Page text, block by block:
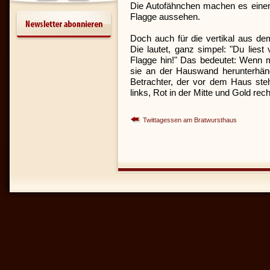
Die Autofähnchen machen es
Flagge aussehen.
Doch auch für die vertikal aus
Die lautet, ganz simpel: "Du
Flagge hin!" Das bedeutet: Wenn
sie an der Hauswand
Betrachter, der vor dem Haus
links, Rot in der Mitte und Gold
Twittagessen am Bratwursthaus